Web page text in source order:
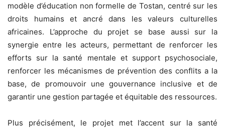
modèle d’éducation non formelle de Tostan, centré sur les
droits humains et ancré dans les valeurs culturelles
africaines. L’approche du projet se base aussi sur la
synergie entre les acteurs, permettant de renforcer les
efforts sur la santé mentale et support psychosociale,
renforcer les mécanismes de prévention des conflits a la
base, de promouvoir une gouvernance inclusive et de
garantir une gestion partagée et équitable des ressources.
Plus précisément, le projet met l’accent sur la santé